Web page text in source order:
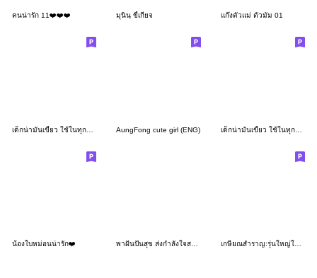
คนน่ารัก 11❤️❤️❤️ มุนินฺ ขี้เกียจ แก๊งตัวแม่ ตัวมัม 01
AungFong cute girl (ENG) เด็กน่ามันเขี้ยว ใช้ในทุกวัน(อักษรใหญ่)
น้องใบหม่อนน่ารัก❤️ เกษียณสำราญ:รุ่นใหญ่ใจถึง(หญิง)คำโต